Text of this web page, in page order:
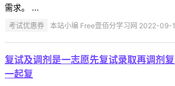
需求。 ...
考试优惠券 本站小编 Free壹佰分学习网 2022-09-
复试及调剂是一志愿先复试录取再调剂
一起复